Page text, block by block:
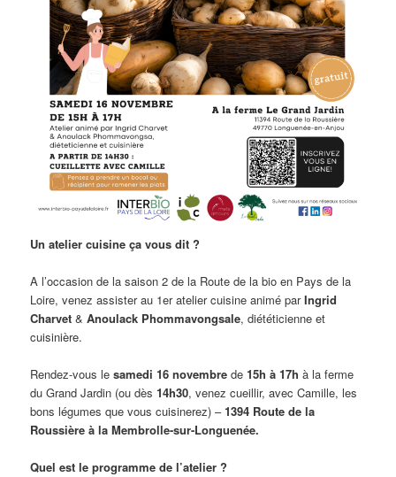
Un atelier cuisine ça vous dit ?
A l’occasion de la saison 2 de la Route de la bio en Pays de la
Loire, venez assister au 1er atelier cuisine animé parIngrid
Charvet &Anoulack Phommavongsale, diététicienne et
cuisinière.
Rendez-vous lesamedi 16 novembre de15h à 17h à la ferme
du Grand Jardin (ou dès14h30, venez cueillir, avec Camille, les
bons légumes que vous cuisinerez) –1394 Route de la
Roussière à la Membrolle-sur-Longuenée.
Quel est le programme de l’atelier ?